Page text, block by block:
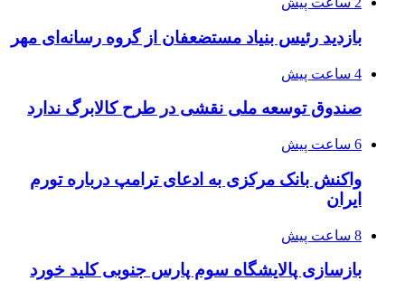
بازدید رئیس بنیاد مستضعفان از گروه رسانه‌ای مهر
4 ساعت پیش
صندوق توسعه ملی نقشی در طرح کالابرگ ندارد
6 ساعت پیش
واکنش بانک مرکزی به ادعای ترامپ درباره تورم
ایران
8 ساعت پیش
بازسازی پالایشگاه سوم پارس جنوبی کلید خورد